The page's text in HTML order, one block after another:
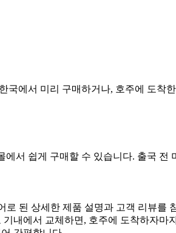
국에서 미리 구매하거나, 호주에 도착
서 쉽게 구매할 수 있습니다. 출국
로 된 상세한 제품 설명과 고객 리뷰를
내에서 교체하면, 호주에 도착하자마